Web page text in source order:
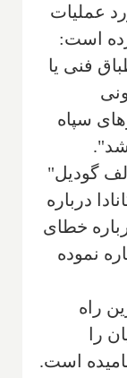
عملیات
است:
فنی یا
سپاه
گودیل"
درباره
خطای
نموده
راه
را
است.